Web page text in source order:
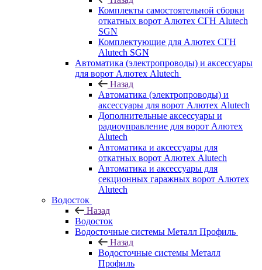
Комплекты самостоятельной сборки
откатных ворот Алютех СГН Alutech
SGN
Комплектующие для Алютех СГН
Alutech SGN
Автоматика (электропроводы) и аксессуары
для ворот Алютех Alutech
Назад
Автоматика (электропроводы) и
аксессуары для ворот Алютех Alutech
Дополнительные аксессуары и
радиоуправление для ворот Алютех
Alutech
Автоматика и аксессуары для
откатных ворот Алютех Alutech
Автоматика и аксессуары для
секционных гаражных ворот Алютех
Alutech
Водосток
Назад
Водосток
Водосточные системы Металл Профиль
Назад
Водосточные системы Металл
Профиль